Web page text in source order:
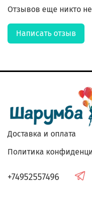
Отзывов еще никто
Написать отзыв
Доставка и оплата
Политика
+74952557496